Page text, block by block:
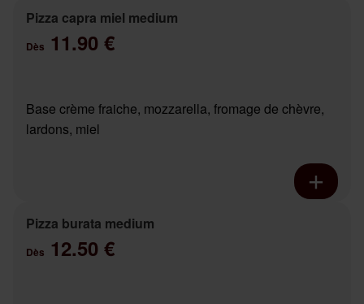
Pizza capra miel medium
Dès 11.90 €
Base crème fraiche, mozzarella, fromage de chèvre,
lardons, miel
Pizza burata medium
Dès 12.50 €